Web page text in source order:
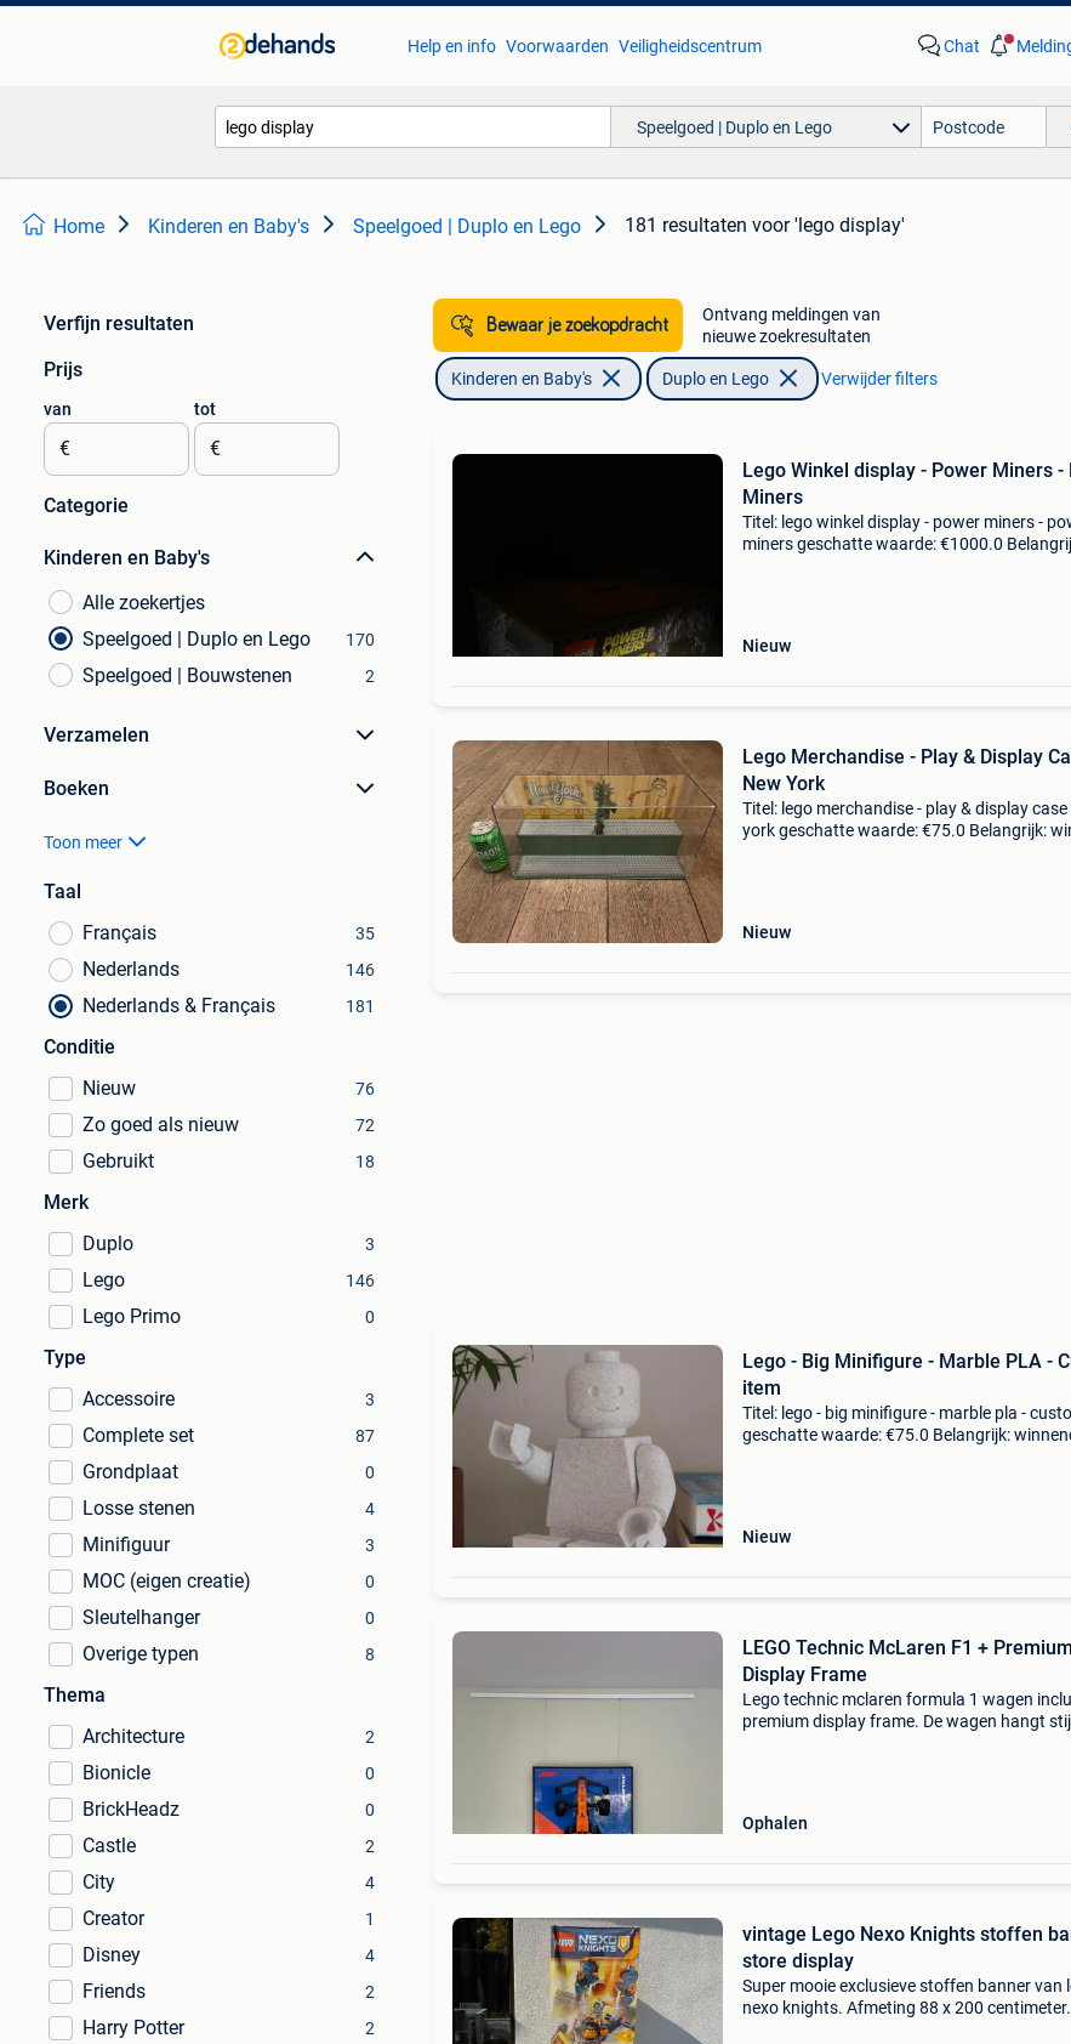
Help en info Voorwaarden Veiligheidscentrum Chat
Speelgoed | Duplo en Lego
Home Kinderen en Baby's Speelgoed | Duplo en Lego 181 resultaten voor 'lego display'
Verfijn resultaten
Prijs
van
€
tot
€
Categorie
Kinderen en Baby's
Alle zoekertjes
Speelgoed | Duplo en Lego
170
Speelgoed | Bouwstenen 2
Verzamelen
Boeken
Toon meer
Taal
Français
35
Nederlands 146
Nederlands & Français 181
Conditie
Nieuw
76
Zo goed als nieuw 72
Gebruikt 18
Merk
Duplo
3
Lego 146
Lego Primo 0
Type
Accessoire
3
Complete set 87
Grondplaat 0
Losse stenen 4
Minifiguur 3
MOC (eigen creatie) 0
Sleutelhanger 0
Overige typen 8
Thema
Architecture
2
Bionicle 0
BrickHeadz 0
Castle 2
City 4
Creator 1
Disney 4
Friends 2
Harry Potter 2
Bewaar je zoekopdracht
Ontvang meldingen van
nieuwe zoekresultaten
Kinderen en Baby's Duplo en Lego Verwijder filters
Lego Winkel display - Power Miners -
Miners
Titel: lego winkel display - power miners -
miners geschatte waarde: €1000.0
Nieuw
Lego Merchandise - Play & Display
New York
Titel: lego merchandise - play & display case
york geschatte waarde: €75.0 Belangrijk:
Nieuw
Lego - Big Minifigure - Marble PLA -
item
Titel: lego - big minifigure - marble pla -
geschatte waarde: €75.0 Belangrijk:
Nieuw
LEGO Technic McLaren F1 + Premium
Display Frame
Lego technic mclaren formula 1 wagen
premium display frame. De wagen hangt
Ophalen
vintage Lego Nexo Knights stoffen
store display
Super mooie exclusieve stoffen banner van
nexo knights. Afmeting 88 x 200